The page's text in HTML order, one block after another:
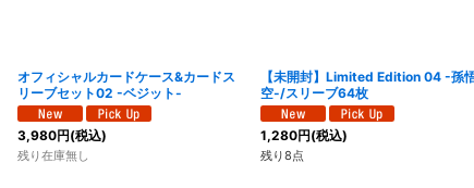
オフィシャルカードケース&カードス
リーブセット02 -ベジット-
3,980円(税込)
残り在庫無し
【未開封】Limited Edition 04 -孫
空-/スリーブ64枚
1,280円(税込)
残り8点